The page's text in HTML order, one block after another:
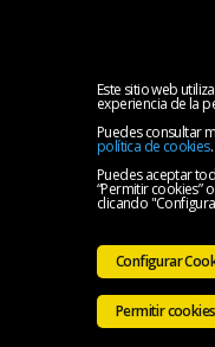
Este sitio web
experiencia de la
Puedes consultar
política de cookies.
Puedes aceptar
“Permitir cookies”
clicando
Configurar
Permitir cookies